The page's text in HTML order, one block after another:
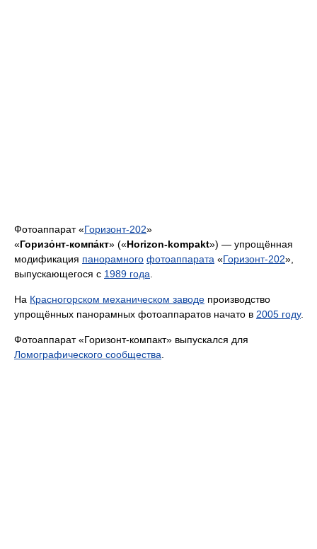
Фотоаппарат «Горизонт-202»
«Горизо́нт-компа́кт» («Horizon-kompakt») — упрощённая
модификация панорамного фотоаппарата «Горизонт-202»,
выпускающегося с 1989 года
На Красногорском механическом заводе производство
упрощённых панорамных фотоаппаратов начато в 2005 году.
Фотоаппарат «Горизонт-компакт» выпускался для
Ломографического сообщества